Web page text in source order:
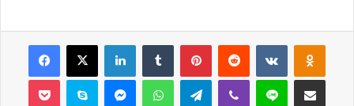
Facebook
X LinkedInTumblr PinterestReddit VKontakte
Pocket Skype MessengerWhatsAppTelegramViber Line E-Posta ile